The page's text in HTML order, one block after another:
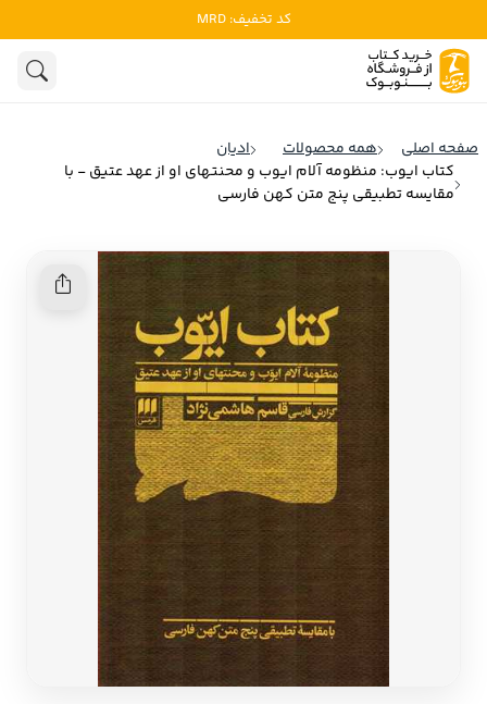
کد تخفیف: MRD
ادبیات
روانشناسی
علوم اجتماعی
ادیان و اساطیر
ادبیات آمریکا
ادبیات انگلیس
ادبیات ایتالیا
ادبیات روسیه
ادبیات آمریکای لاتین
ادبیات آلمان
ادبیات ترکیه
ادبیات آسیا
سایر کشورهای اروپا
داستان کوتاه
شعر و متون کهن
صفحه اصلی همه محصولات
ادیان
کتاب ایوب: منظومه آلام ایوب و محنتهای او از عهد عتیق - با
مقایسه تطبیقی پنج متن کهن فارسی